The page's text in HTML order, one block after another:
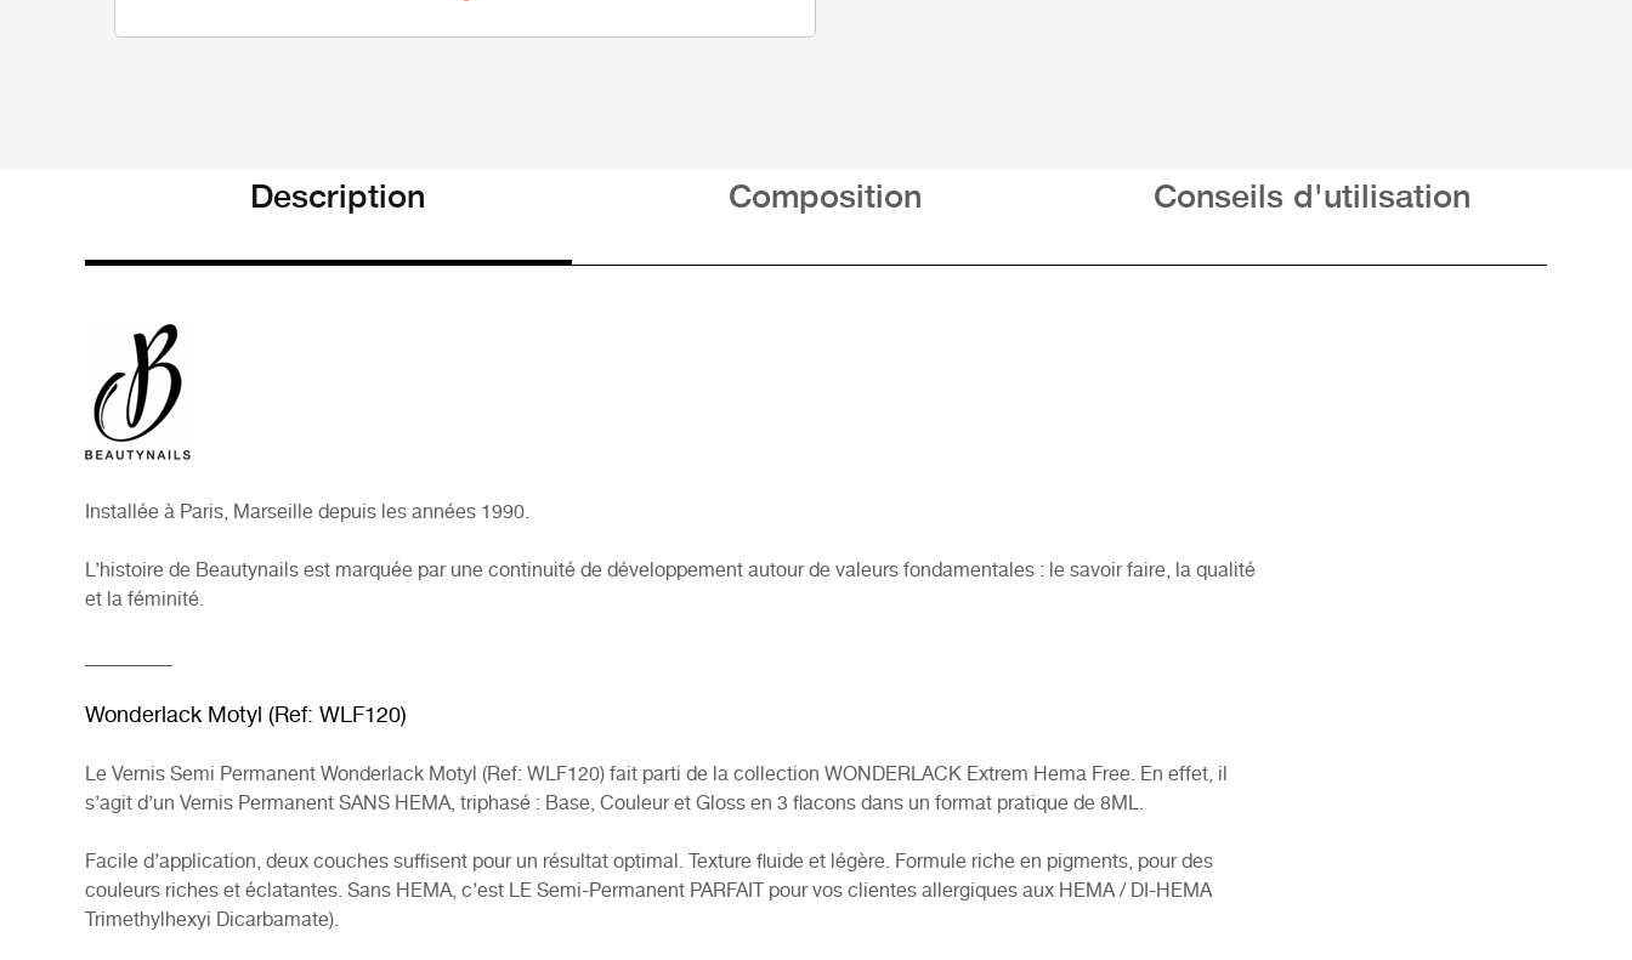
Description Composition Conseils d'utilisation
Installée à Paris, Marseille depuis les années 1990.
L’histoire de Beautynails est marquée par une continuité de développement autour de valeurs fondamentales : le savoir faire, la qualité
et la féminité.
_________
Wonderlack Motyl (Ref: WLF120)
Le Vernis Semi Permanent Wonderlack Motyl (Ref: WLF120)fait parti de la collection WONDERLACK Extrem Hema Free. En effet, il
s’agit d’un Vernis Permanent SANS HEMA, triphasé : Base, Couleur et Gloss en 3 flacons dans un format pratique de 8ML.
Facile d’application, deux couches suffisent pour un résultat optimal. Texture fluide et légère. Formule riche en pigments, pour des
couleurs riches et éclatantes. Sans HEMA, c’est LE Semi-Permanent PARFAIT pour vos clientes allergiques aux HEMA / DI-HEMA
Trimethylhexyi Dicarbamate).